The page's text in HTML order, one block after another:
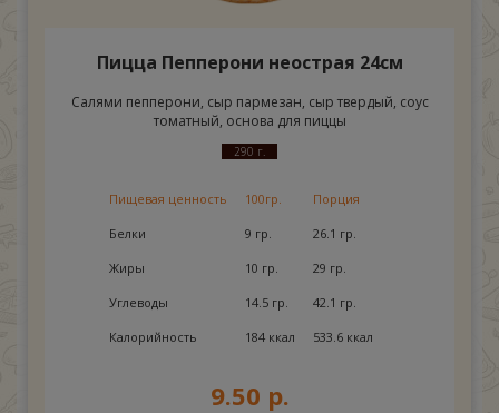
Пицца Пепперони неострая 24см
Салями пепперони, сыр пармезан, сыр твердый, соус
томатный, основа для пиццы
290 г.
Пищевая ценность 100гр. Порция
Белки 9 гр. 26.1 гр.
Жиры 10 гр. 29 гр.
Углеводы 14.5 гр. 42.1 гр.
Калорийность 184 ккал 533.6 ккал
9.50 р.